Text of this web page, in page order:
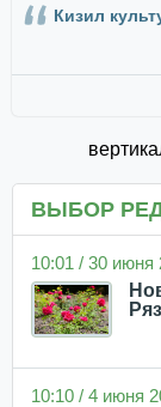
Кизил
ВЫБОР
10:01 / 30 июня
10:10 / 4 июня